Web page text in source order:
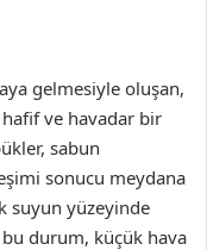
gelmesiyle oluşan,
ve havadar bir
sabun
sonucu meydana
suyun yüzeyinde
bu durum, küçük hava